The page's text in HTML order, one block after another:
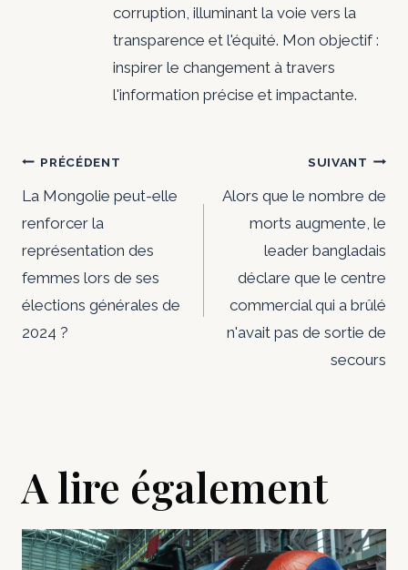
corruption, illuminant la voie vers la
transparence et l'équité. Mon objectif :
inspirer le changement à travers
l'information précise et impactante.
Navigation
de
l’article
PRÉCÉDENT
La Mongolie peut-elle
renforcer la
représentation des
femmes lors de ses
élections générales de
2024 ?
SUIVANT
Alors que le nombre de
morts augmente, le
leader bangladais
déclare que le centre
commercial qui a brûlé
n'avait pas de sortie de
secours
A lire également